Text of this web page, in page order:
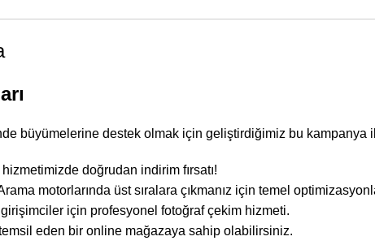
büyümelerine destek olmak için geliştirdiğimiz bu kampanya
doğrudan indirim fırsatı!
motorlarında üst sıralara çıkmanız için temel
için profesyonel fotoğraf çekim hizmeti.
eden bir online mağazaya sahip olabilirsiniz.